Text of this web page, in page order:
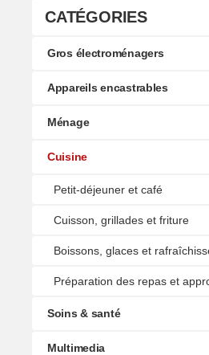
CATÉGORIES
Gros électroménagers
Appareils encastrables
Ménage
Cuisine
Petit-déjeuner et café
Cuisson, grillades et friture
Boissons, glaces et
Préparation des repas et
Soins & santé
Multimedia